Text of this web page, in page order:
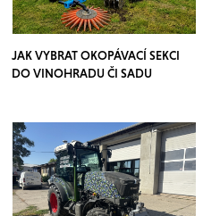
JAK VYBRAT OKOPÁVACÍ SEKCI
DO VINOHRADU ČI SADU